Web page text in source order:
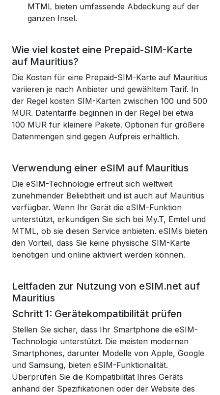
MTML bieten umfassende Abdeckung auf der
ganzen Insel.
Wie viel kostet eine Prepaid-SIM-Karte
auf Mauritius?
Die Kosten für eine Prepaid-SIM-Karte auf Mauritius
variieren je nach Anbieter und gewähltem Tarif. In
der Regel kosten SIM-Karten zwischen 100 und 500
MUR. Datentarife beginnen in der Regel bei etwa
100 MUR für kleinere Pakete. Optionen für größere
Datenmengen sind gegen Aufpreis erhältlich.
Verwendung einer eSIM auf Mauritius
Die eSIM-Technologie erfreut sich weltweit
zunehmender Beliebtheit und ist auch auf Mauritius
verfügbar. Wenn Ihr Gerät die eSIM-Funktion
unterstützt, erkundigen Sie sich bei My.T, Emtel und
MTML, ob sie diesen Service anbieten. eSIMs bieten
den Vorteil, dass Sie keine physische SIM-Karte
benötigen und online aktiviert werden können.
Leitfaden zur Nutzung von eSIM.net auf
Mauritius
Schritt 1: Gerätekompatibilität prüfen
Stellen Sie sicher, dass Ihr Smartphone die eSIM-
Technologie unterstützt. Die meisten modernen
Smartphones, darunter Modelle von Apple, Google
und Samsung, bieten eSIM-Funktionalität.
Überprüfen Sie die Kompatibilität Ihres Geräts
anhand der Spezifikationen oder der Website des